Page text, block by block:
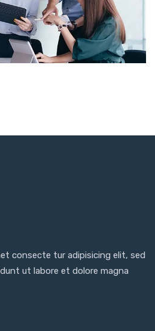
consecte tur adipisicing elit, sed
ut labore et dolore magna